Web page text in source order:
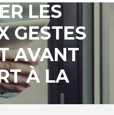
LES
GESTES
AVANT
À LA
?